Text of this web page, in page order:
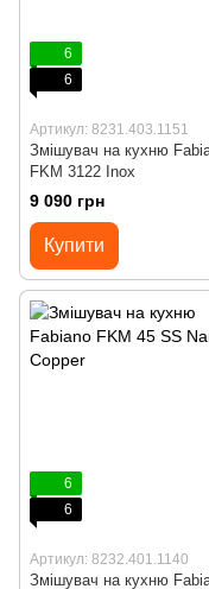
6
6
Артикул: 8231.403.1151
Змішувач на кухню
FKM 3122 Inox
9 090 грн
Купити
6
6
Артикул: 8232.401.1140
Змішувач на кухню